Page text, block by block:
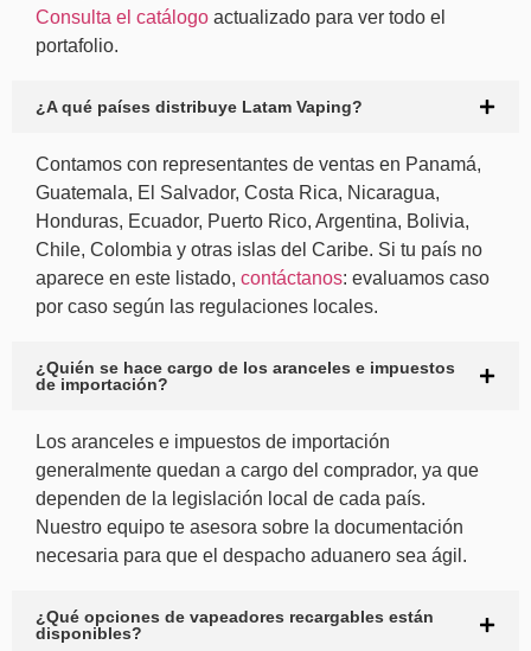
Consulta el catálogo actualizado para ver todo el
portafolio.
¿A qué países distribuye Latam Vaping?
Contamos con representantes de ventas en Panamá,
Guatemala, El Salvador, Costa Rica, Nicaragua,
Honduras, Ecuador, Puerto Rico, Argentina, Bolivia,
Chile, Colombia y otras islas del Caribe. Si tu país no
aparece en este listado, contáctanos: evaluamos caso
por caso según las regulaciones locales.
¿Quién se hace cargo de los aranceles e impuestos
de importación?
Los aranceles e impuestos de importación
generalmente quedan a cargo del comprador, ya que
dependen de la legislación local de cada país.
Nuestro equipo te asesora sobre la documentación
necesaria para que el despacho aduanero sea ágil.
¿Qué opciones de vapeadores recargables están
disponibles?